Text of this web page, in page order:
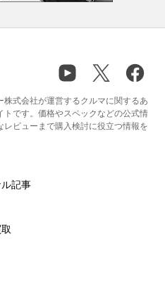
式会社が運営するクルマに関するあ
トです。価格やスペックなどの公式情
ビューまで購入検討に役立つ情報を
記事